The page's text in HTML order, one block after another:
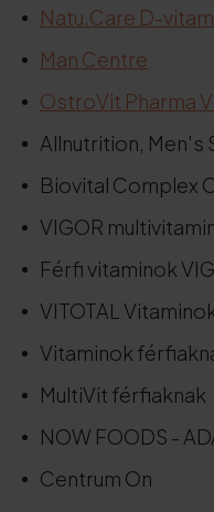
Natu.Care D-
Man Centre
OstroVit Pharma
Allnutrition, Men's
Biovital Complex
VIGOR
Férfi vitaminok
VITOTAL
Vitaminok
MultiVit férfiaknak
NOW FOODS -
Centrum On